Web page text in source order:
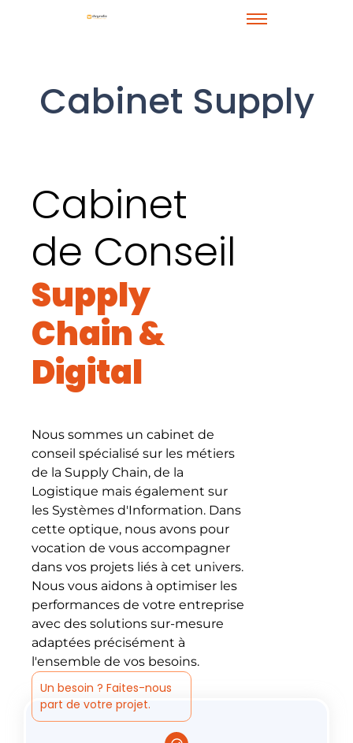
Cabinet Supply
Cabinet
de Conseil
Supply
Chain &
Digital
Nous sommes un cabinet de
conseil spécialisé sur les métiers
de la Supply Chain, de la
Logistique mais également sur
les Systèmes d'Information. Dans
cette optique, nous avons pour
vocation de vous accompagner
dans vos projets liés à cet univers.
Nous vous aidons à optimiser les
performances de votre entreprise
avec des solutions sur-mesure
adaptées précisément à
l'ensemble de vos besoins.
Un besoin ? Faites-nous
part de votre projet.